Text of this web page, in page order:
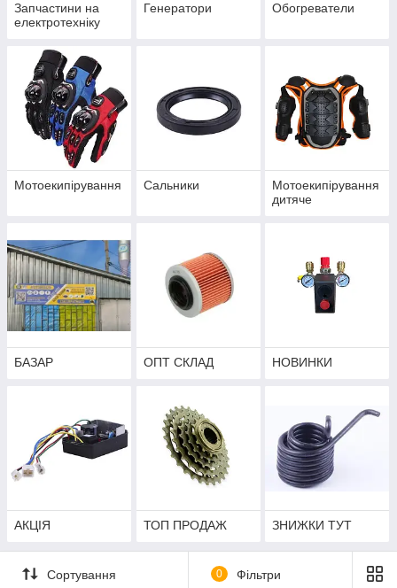
Запчастини на
електротехніку
Генератори Обогреватели
Мотоекипірування Сальники
Мотоекипірування
дитяче
БАЗАР ОПТ СКЛАД НОВИНКИ
АКЦІЯ ТОП ПРОДАЖ ЗНИЖКИ ТУТ
Сортування 0 Фільтри